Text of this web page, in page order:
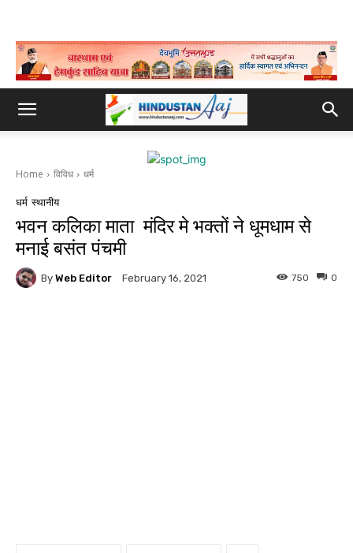
Home विविध धर्म
धर्म स्थानीय
भवन कलिका माता मंदिर मे भक्तों ने धूमधाम से
मनाई बसंत पंचमी
By Web Editor February 16, 2021 0
750